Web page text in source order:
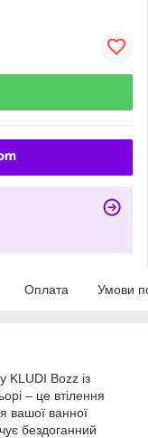
Оплата Умови
KLUDI Bozz із
– це втілення
вашої ванної
бездоганний